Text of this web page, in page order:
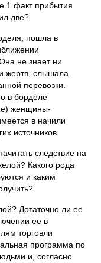
1 факт прибытия
две?
пошла в
не знает ни
жертв, слышала
перевозки.
в борделе
женщины-
в начили
источников.
следствие на
Какого рода
и каким
Дотаточно ли ее
ее в
торговли
программа по
и, согласно